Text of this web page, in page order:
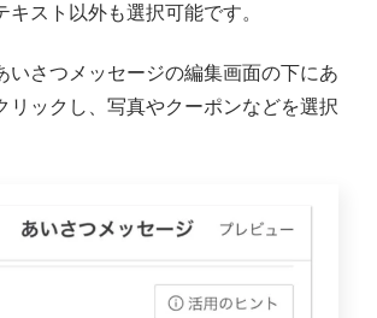
キスト以外も選択可能です。
いさつメッセージの編集画面の下にあ
リックし、写真やクーポンなどを選択